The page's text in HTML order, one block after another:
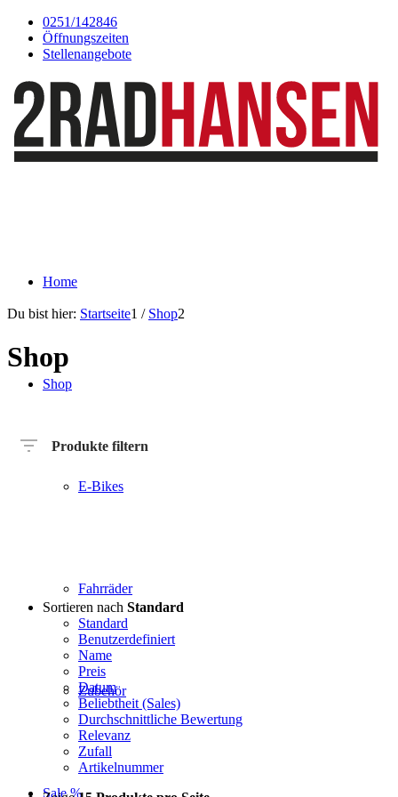
0251/142846
Öffnungszeiten
Stellenangebote
Home
Shop
E-Bikes
Fahrräder
Zubehör
Sale %
Du bist hier: Startseite1 / Shop2
Shop
Produkte filtern
Hersteller Produktkategorie
Sortieren nach Standard
Standard
Benutzerdefiniert
Name
Preis
Datum
Beliebtheit (Sales)
Durchschnittliche Bewertung
Relevanz
Zufall
Artikelnummer